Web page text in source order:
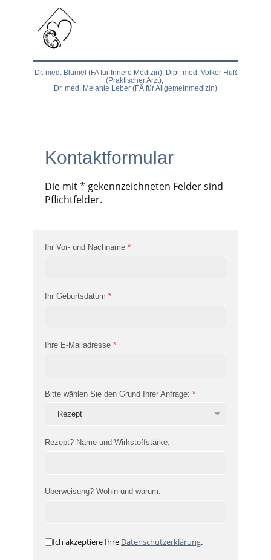
Dr. med. Blümel (FA für Innere Medizin), Dipl. med. Volker Huß
(Praktischer Arzt),
Dr. med. Melanie Leber (FÄ für Allgemeinmedizin)
Kontaktformular
Die mit * gekennzeichneten Felder sind
Pflichtfelder.
Ihr Vor- und Nachname *
Ihr Geburtsdatum *
Ihre E-Mailadresse *
Bitte wählen Sie den Grund Ihrer Anfrage: *
Rezept? Name und Wirkstoffstärke:
Überweisung? Wohin und warum:
Ich akzeptiere Ihre Datenschutzerklärung.